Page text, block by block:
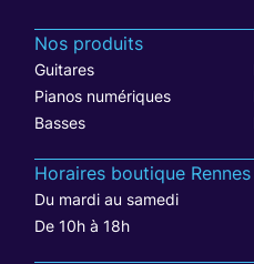
Nos produits
Guitares
Pianos numériques
Basses
Horaires boutique Rennes
Du mardi au samedi
De 10h à 18h